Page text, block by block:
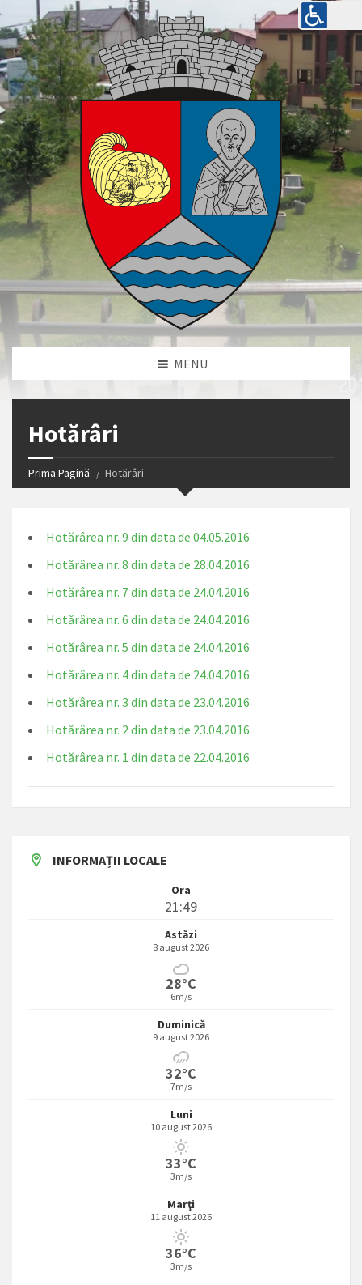
MENU
Hotărâri
Prima Pagină Hotărâri
Hotărârea nr. 9 din data de 04.05.2016
Hotărârea nr. 8 din data de 28.04.2016
Hotărârea nr. 7 din data de 24.04.2016
Hotărârea nr. 6 din data de 24.04.2016
Hotărârea nr. 5 din data de 24.04.2016
Hotărârea nr. 4 din data de 24.04.2016
Hotărârea nr. 3 din data de 23.04.2016
Hotărârea nr. 2 din data de 23.04.2016
Hotărârea nr. 1 din data de 22.04.2016
INFORMAȚII LOCALE
Ora
21:49
Astăzi
8 august 2026
28°C
6m/s
Duminică
9 august 2026
32°C
7m/s
Luni
10 august 2026
33°C
3m/s
Marţi
11 august 2026
36°C
3m/s